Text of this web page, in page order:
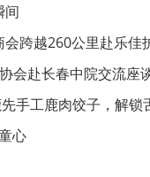
间
跨越260公里赴乐佳
会赴长春中院交流座
手工鹿肉饺子，解锁
心